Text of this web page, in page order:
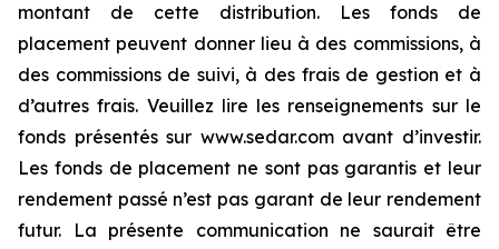
montant de cette distribution. Les fonds de
placement peuvent donner lieu à des commissions, à
des commissions de suivi, à des frais de gestion et à
d’autres frais. Veuillez lire les renseignements sur le
fonds présentés sur www.sedar.com avant d’investir.
Les fonds de placement ne sont pas garantis et leur
rendement passé n’est pas garant de leur rendement
futur. La présente communication ne saurait être